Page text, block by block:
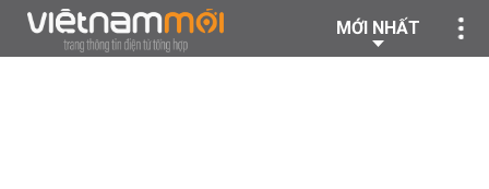
MỚI NHẤT